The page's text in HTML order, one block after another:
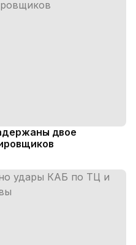
двое